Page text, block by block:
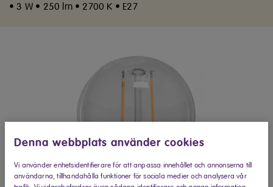
Denna webbplats använder cookies
Vi använder enhetsidentifierare för att anpassa innehållet och annonserna till
användarna, tillhandahålla funktioner för sociala medier och analysera vår
• 3 W • 250 lm • 2700 K • E27